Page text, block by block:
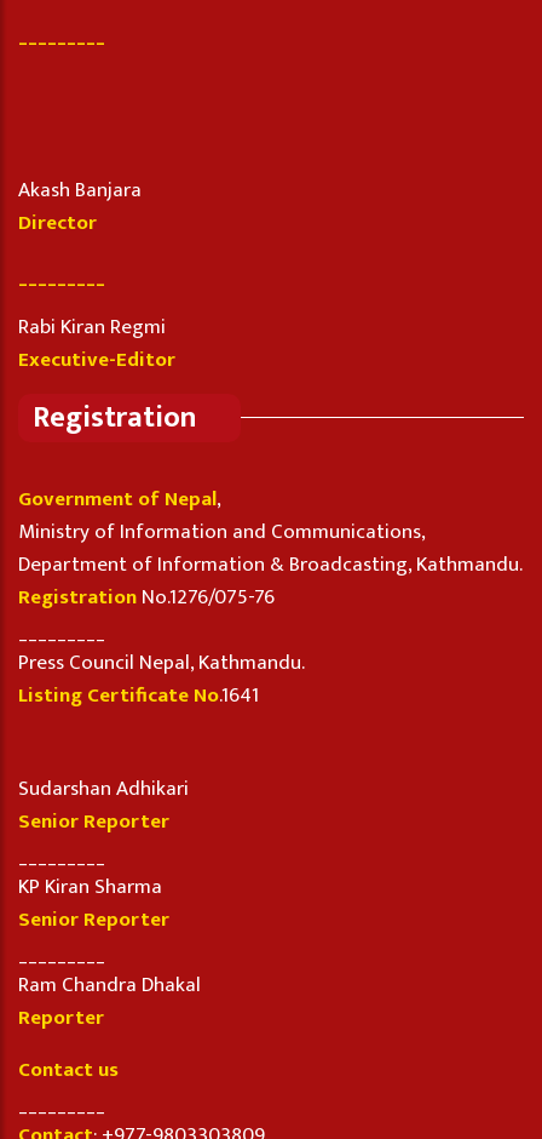
_________
Akash Banjara
Director
_________
Rabi Kiran Regmi
Executive-Editor
Registration
Government of Nepal,
Ministry of Information and Communications,
Department of Information & Broadcasting, Kathmandu.
RegistrationNo.1276/075-76
Press Council Nepal, Kathmandu.
Listing Certificate No.1641
Sudarshan Adhikari
Senior Reporter
KP Kiran Sharma
Senior Reporter
Ram Chandra Dhakal
Reporter
Contact us